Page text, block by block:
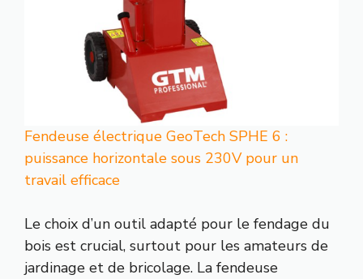
Fendeuse électrique GeoTech SPHE 6 :
puissance horizontale sous 230V pour un
travail efficace
Le choix d’un outil adapté pour le fendage du
bois est crucial, surtout pour les amateurs de
jardinage et de bricolage. La fendeuse